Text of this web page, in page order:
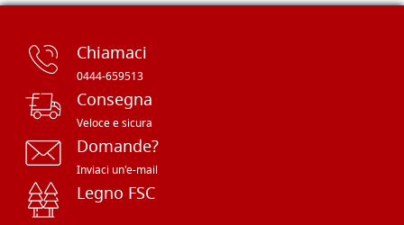
Chiamaci
0444-659513
Consegna
Veloce e sicura
Domande?
Inviaci un'e-mail
Legno FSC